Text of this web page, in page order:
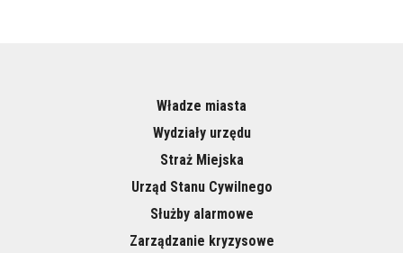
Władze miasta
Wydziały urzędu
Straż Miejska
Urząd Stanu Cywilnego
Służby alarmowe
Zarządzanie kryzysowe